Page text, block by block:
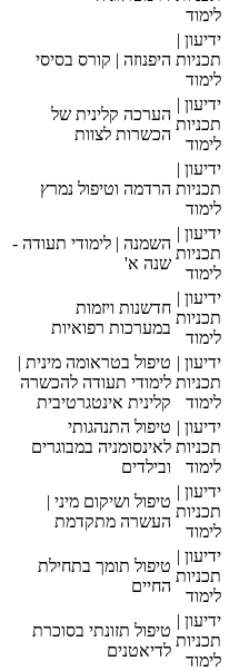
לימוד
ידיעון |
תכניות
לימוד
היפנוזה | קורס בסיסי
ידיעון |
תכניות
לימוד
הערכה קלינית של
הכשרות לצוות
ידיעון |
תכניות
לימוד
הרדמה וטיפול נמרץ
ידיעון |
תכניות
לימוד
השמנה | לימודי תעודה -
שנה א'
ידיעון |
תכניות
לימוד
חדשנות ויזמות
במערכות רפואיות
ידיעון |
תכניות
לימוד
טיפול בטראומה מינית |
לימודי תעודה להכשרה
קלינית אינטגרטיבית
ידיעון |
תכניות
לימוד
טיפול התנהגותי
לאינסומניה במבוגרים
ובילדים
ידיעון |
תכניות
לימוד
טיפול ושיקום מיני |
העשרה מתקדמת
ידיעון |
תכניות
לימוד
טיפול תומך בתחילת
החיים
ידיעון |
תכניות
לימוד
טיפול תזונתי בסוכרת
לדיאטנים